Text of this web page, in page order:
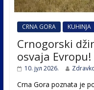
CRNA GORA KUHINJA
Crnogorski
osvaja Evropu!
10. јул 2026.
Crna Gora poznata je